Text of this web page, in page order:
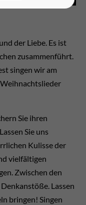
der Liebe. Es ist
zusammenführt.
singen wir am
Sie ihren
Sie uns
Kulisse der
vielfältigen
Zwischen den
Lassen
bringen! Singen